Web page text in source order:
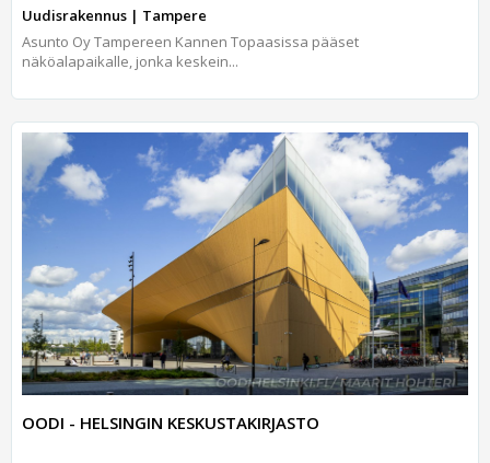
Uudisrakennus | Tampere
Asunto Oy Tampereen Kannen Topaasissa pääset
näköalapaikalle, jonka keskein...
OODI - HELSINGIN KESKUSTAKIRJASTO